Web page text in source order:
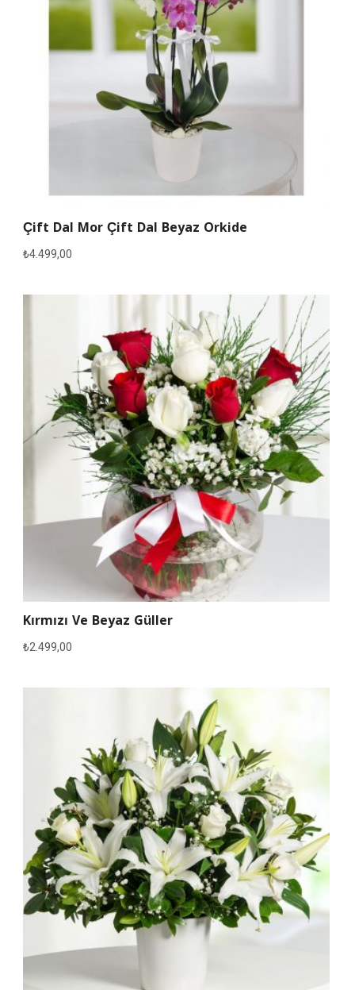
Çift Dal Mor Çift Dal Beyaz Orkide
₺4.499,00
Kırmızı Ve Beyaz Güller
₺2.499,00